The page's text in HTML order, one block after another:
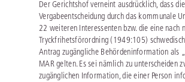
Der Gerichtshof verneint ausdrücklich, dass
Vergabeentscheidung durch das kommunale
22 weiteren Interessenten bzw. die eine nach
Tryckfrihetsförordning (1949:105)
Antrag zugängliche Behördeninformation als
MAR gelten. Es sei nämlich zu unterscheiden
zugänglichen Information, die einer Person